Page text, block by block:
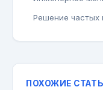
Решение частых
ПОХОЖИЕ